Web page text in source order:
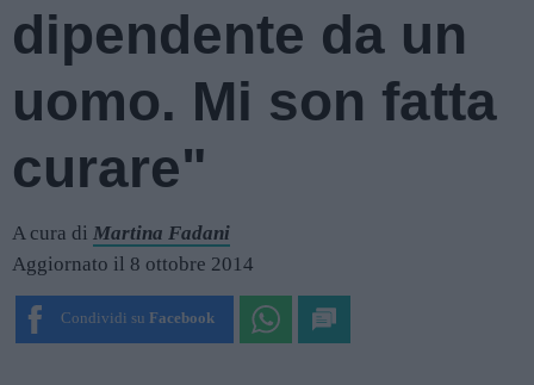
dipendente da un
uomo. Mi son fatta
curare"
A cura di Martina Fadani
Aggiornato il 8 ottobre 2014
Condividi su Facebook